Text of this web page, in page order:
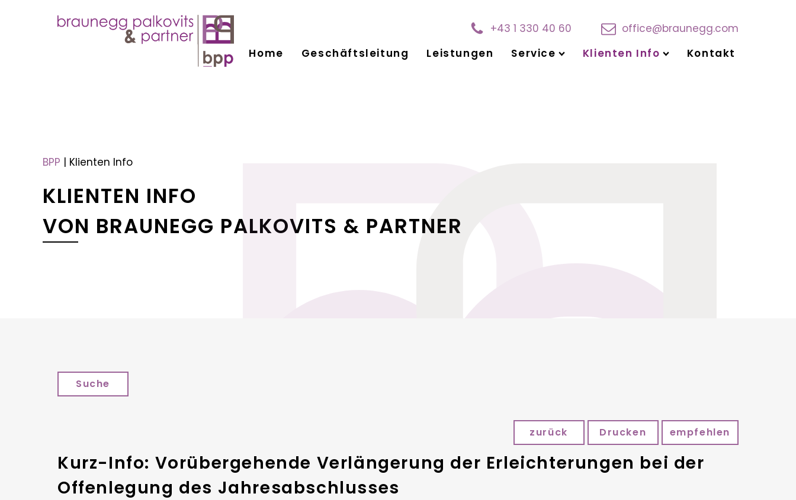
+43 1 330 40 60
office@braunegg.com
Home
Geschäftsleitung Leistungen Service Klienten Info Kontakt
BPP | Klienten Info
KLIENTEN INFO
VON BRAUNEGG PALKOVITS & PARTNER
Suche
zurück Drucken empfehlen
Kurz-Info: Vorübergehende Verlängerung der Erleichterungen bei der
Offenlegung des Jahresabschlusses